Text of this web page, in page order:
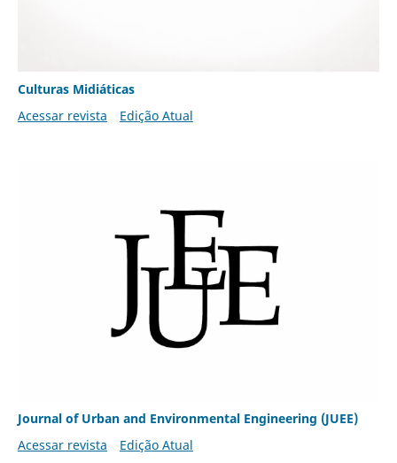
Culturas Midiáticas
Acessar revista
Edição Atual
Journal of Urban and Environmental Engineering (JUEE)
Acessar revista
Edição Atual